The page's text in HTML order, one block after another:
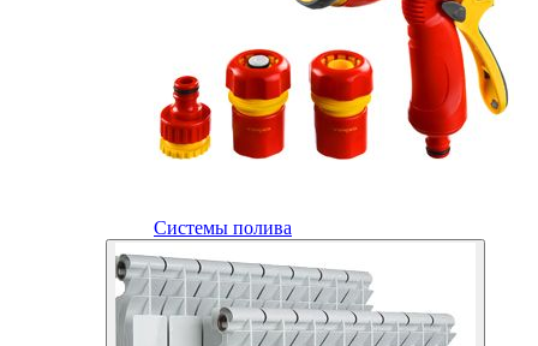
Системы полива